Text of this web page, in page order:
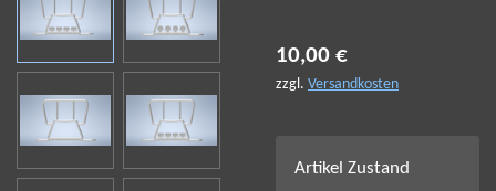
10,00 €
zzgl. Versandkosten
Artikel Zustand